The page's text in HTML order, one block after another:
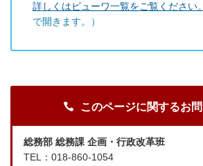
詳しくはビューワ一覧をご覧ください。
で開きます。）
このページに関するお
総務部 総務課 企画・行政改革班
TEL：018-860-1054